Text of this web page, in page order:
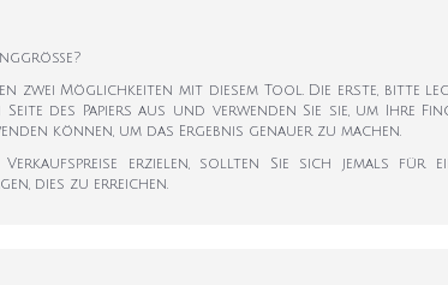
zwei Möglichkeiten mit diesem Tool. Die erste, bitte
des Papiers aus und verwenden Sie sie, um Ihre
können, um das Ergebnis genauer zu machen.
erzielen, sollten Sie sich jemals für
dies zu erreichen.